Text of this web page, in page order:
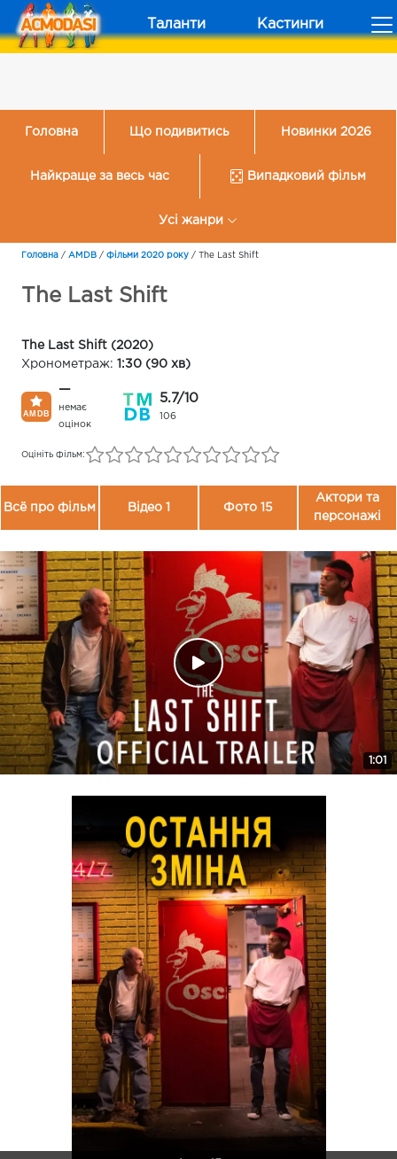
Таланти Кастинги
Головна Що подивитись Новинки 2026
Найкраще за весь час Випадковий фільм
Усі жанри
Головна / AMDB / Фільми 2020 року / The Last Shift
The Last Shift
The Last Shift (2020)
Хронометраж: 1:30 (90 хв)
—
немає
оцінок
5.7/10
106
Оцініть фільм:
Всё про фільм Відео 1 Фото 15
Актори та
персонажі
1:01